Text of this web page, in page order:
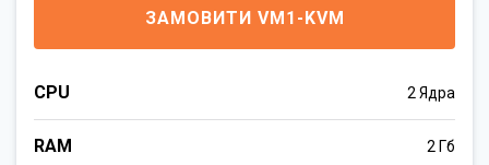
ЗАМОВИТИ VM1-KVM
CPU 2 Ядра
RAM 2 Гб